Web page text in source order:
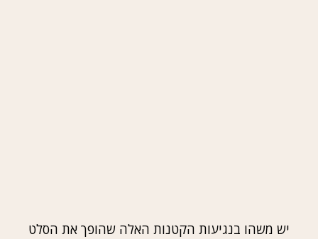
יש משהו בנגיעות הקטנות האלה שהופך את הסלט